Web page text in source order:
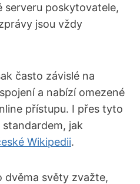
serveru poskytovatele,
jsou vždy
často závislé na
a nabízí omezené
přístupu. I přes tyto
jak
Wikipedii.
dvěma světy zvažte,